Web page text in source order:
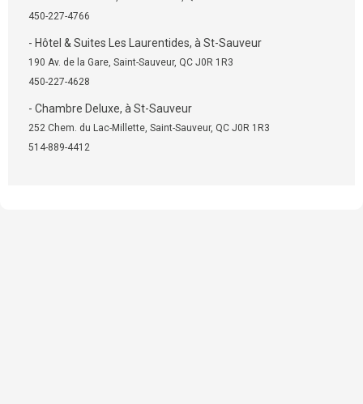
450-227-4766
- Hôtel & Suites Les Laurentides, à St-Sauveur
190 Av. de la Gare, Saint-Sauveur, QC J0R 1R3
450-227-4628
- Chambre Deluxe, à St-Sauveur
252 Chem. du Lac-Millette, Saint-Sauveur, QC J0R 1R3
514-889-4412